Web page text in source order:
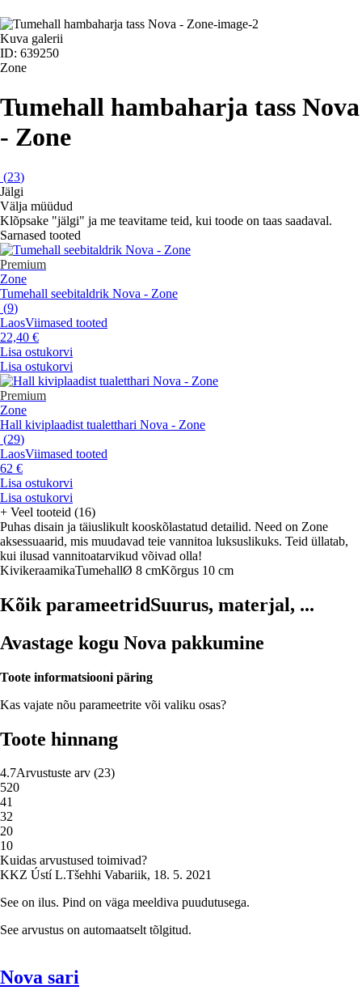
Kuva galerii
ID: 639250
Zone
Tumehall hambaharja tass Nova
- Zone
(23)
Jälgi
Välja müüdud
Klõpsake "jälgi" ja me teavitame teid, kui toode on taas saadaval.
Sarnased tooted
Premium
Zone
Tumehall seebitaldrik Nova - Zone
(9)
LaosViimased tooted
22,40 €
Lisa ostukorvi
Lisa ostukorvi
Premium
Zone
Hall kiviplaadist tualetthari Nova - Zone
(29)
LaosViimased tooted
62 €
Lisa ostukorvi
Lisa ostukorvi
+ Veel tooteid (16)
Puhas disain ja täiuslikult kooskõlastatud detailid. Need on Zone
aksessuaarid, mis muudavad teie vannitoa luksuslikuks. Teid üllatab,
kui ilusad vannitoatarvikud võivad olla!
KivikeraamikaTumehallØ 8 cmKõrgus 10 cm
Kõik parameetridSuurus, materjal, ...
Avastage kogu Nova pakkumine
Toote informatsiooni päring
Kas vajate nõu parameetrite või valiku osas?
Toote hinnang
4.7Arvustuste arv (23)
520
41
32
20
10
Kuidas arvustused toimivad?
KKZ Ústí L.Tšehhi Vabariik, 18. 5. 2021
See on ilus. Pind on väga meeldiva puudutusega.
See arvustus on automaatselt tõlgitud.
Nova sari